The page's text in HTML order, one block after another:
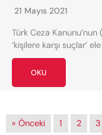
21 Mayıs 2021
Türk Ceza Kanunu’nun
‘kişilere karşı suçlar’
OKU
« Önceki 1 2 3